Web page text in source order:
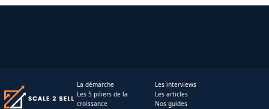
La démarche
Les 5 piliers de la
croissance
Les interviews
Les articles
Nos guides